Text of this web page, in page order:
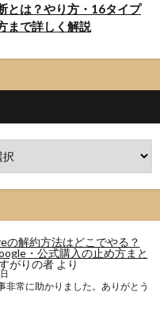
とは？やり方・16タイプ
まで詳しく解説
の解約方法はどこでやる？
・公式購入の止め方まと
がりの者より
非常に助かりました。ありがとう